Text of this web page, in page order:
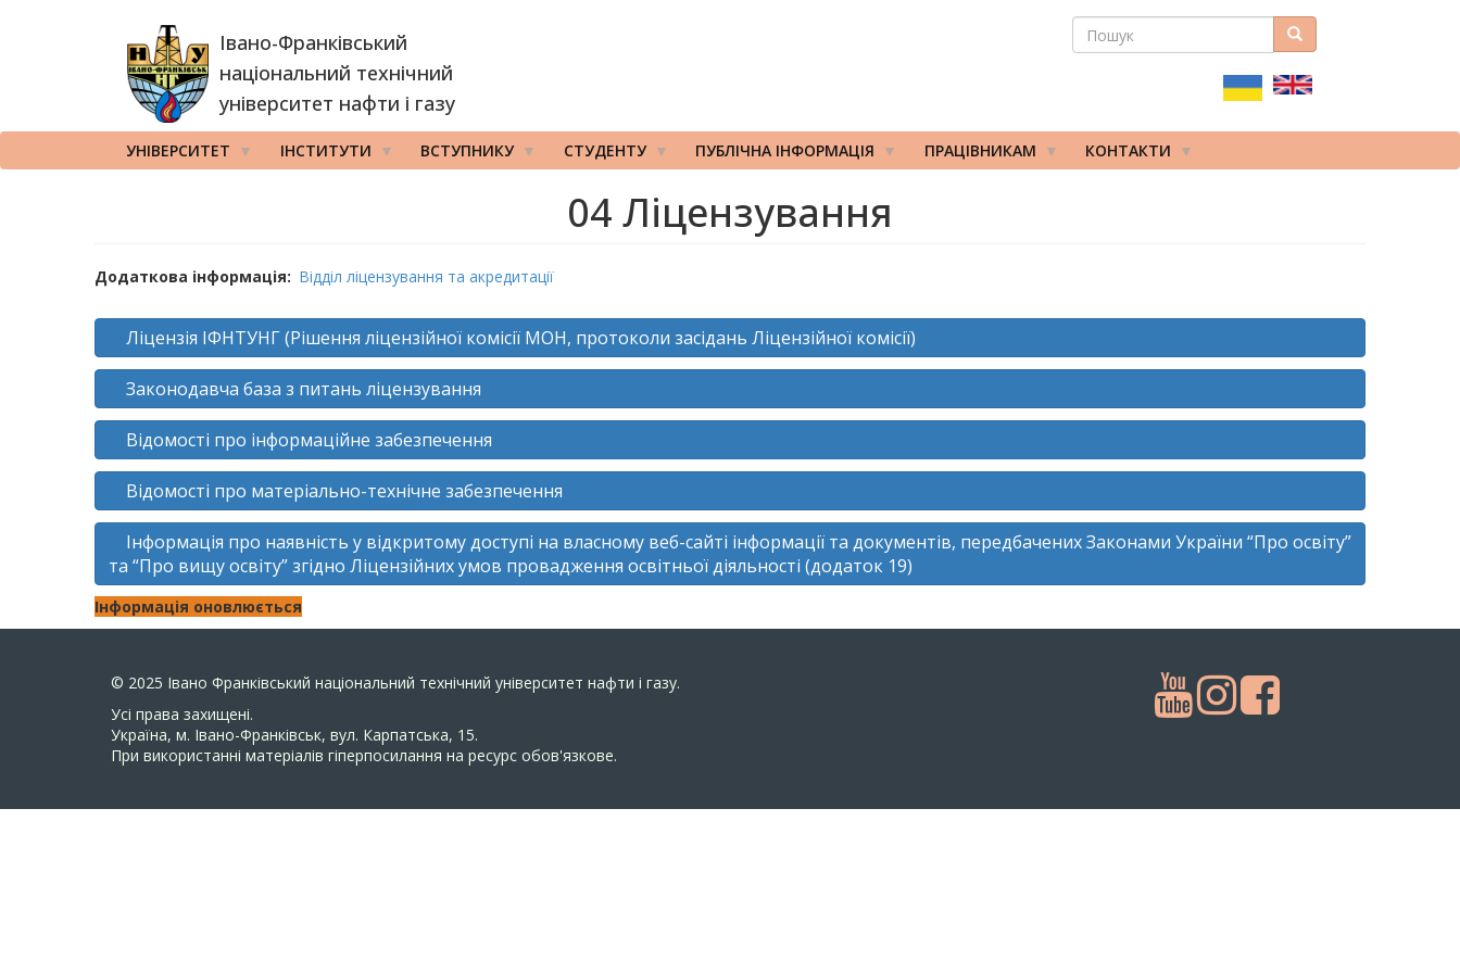
Івано-Франківський
національний технічний
університет нафти і газу
ПОШУКОВА
ПОШУК Пошук
УНІВЕРСИТЕТ ІНСТИТУТИ ВСТУПНИКУ СТУДЕНТУ ПУБЛІЧНА ІНФОРМАЦІЯ ПРАЦІВНИКАМ КОНТАКТИ
04 Ліцензування
Додаткова інформація Відділ ліцензування та акредитації
Ліцензія ІФНТУНГ (Рішення ліцензійної комісії МОН, протоколи засідань Ліцензійної комісії)
Законодавча база з питань ліцензування
Відомості про інформаційне забезпечення
Відомості про матеріально-технічне забезпечення
Інформація про наявність у відкритому доступі на власному веб-сайті інформації та документів, передбачених Законами України “Про освіту”
та “Про вищу освіту” згідно Ліцензійних умов провадження освітньої діяльності (додаток 19)
Інформація оновлюється
© 2025 Івано Франківський національний технічний університет нафти і газу.
Усi права захищенi.
Україна, м. Івано-Франківськ, вул. Карпатська, 15.
При використанні матеріалів гіперпосилання на ресурс обов'язкове.